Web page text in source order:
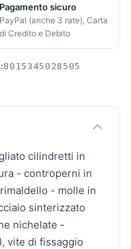
Pagamento sicuro
PayPal (anche 3 rate), Carta
di Credito e Debito
8015345028505
cilindretti in
- controperni in
- molle in
sinterizzato
nichelate -
vite di fissaggio